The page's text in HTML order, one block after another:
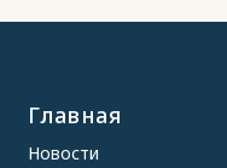
Главная
Новости